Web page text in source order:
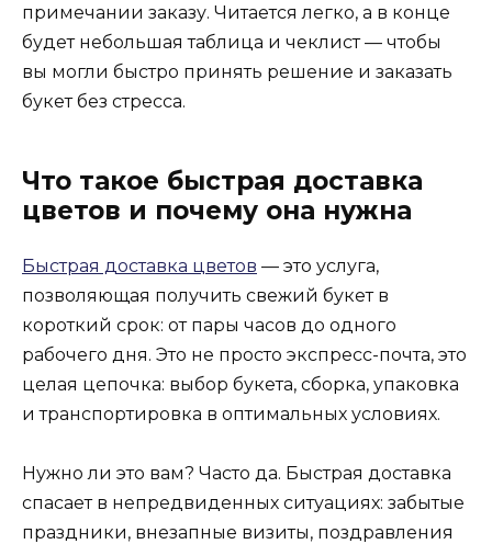
примечании заказу. Читается легко, а в конце
будет небольшая таблица и чеклист — чтобы
вы могли быстро принять решение и заказать
букет без стресса.
Что такое быстрая доставка
цветов и почему она нужна
Быстрая доставка цветов — это услуга,
позволяющая получить свежий букет в
короткий срок: от пары часов до одного
рабочего дня. Это не просто экспресс-почта, это
целая цепочка: выбор букета, сборка, упаковка
и транспортировка в оптимальных условиях.
Нужно ли это вам? Часто да. Быстрая доставка
спасает в непредвиденных ситуациях: забытые
праздники, внезапные визиты, поздравления